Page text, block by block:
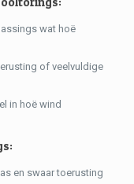
wat hoë
of veelvuldige
in hoë wind
en swaar toerusting